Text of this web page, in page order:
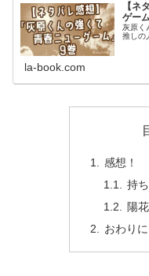
【ネ
ゲー
灰原く
推しの
la-book.com
感想！
持
陽
おわりに